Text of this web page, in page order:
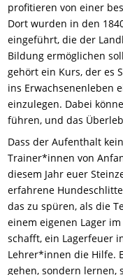
profitieren von einer
Dort wurden in den
eingeführt, die der
Bildung ermöglichen
gehört ein Kurs, der es
ins Erwachsenenleben
einzulegen. Dabei
führen, und das
Dass der Aufenthalt
Trainer*innen von
diesem Jahr euer
erfahrene
das zu spüren, als die
einem eigenen Lager
schafft, ein Lagerfeuer
Lehrer*innen die Hilfe.
gehen, sondern lernen,